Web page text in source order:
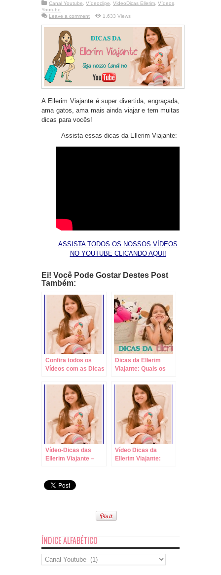
Canal Youtube, Vídeoclipe, VideoDicas Ellerim, Vídeos,
Youtube
Leave a comment
1,633 Views
A Ellerim Viajante é super divertida, engraçada,
ama gatos, ama mais ainda viajar e tem muitas
dicas para vocês!
Assista essas dicas da Ellerim Viajante:
ASSISTA TODOS OS NOSSOS VÍDEOS
NO YOUTUBE CLICANDO AQUI!
Ei! Você Pode Gostar Destes Post
Também:
Confira todos os
Vídeos com as Dicas
Ellerim Viajante!!!
Dicas da Ellerim
Viajante: Quais os
Dicas para
Iniciantes!
Vídeo-Dicas das
Ellerim Viajante –
Vídeo Dicas da
Ellerim Viajante:
ÍNDICE ALFABÉTICO
Índice
Alfabético